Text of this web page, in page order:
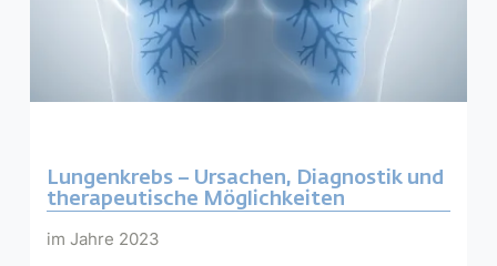
Lungenkrebs – Ursachen, Diagnostik und
therapeutische Möglichkeiten
im Jahre 2023